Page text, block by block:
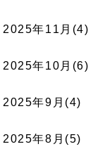
2025年11月(4)
2025年10月(6)
2025年9月(4)
2025年8月(5)